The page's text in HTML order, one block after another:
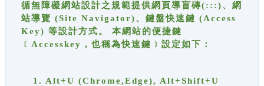
循無障礙網站設計之規範提供網頁導盲磚(:::)、網
站導覽 (Site Navigator)、鍵盤快速鍵 (Access
Key) 等設計方式。 本網站的便捷鍵
﹝Accesskey，也稱為快速鍵﹞設定如下：
1. Alt+U (Chrome,Edge), Alt+Shift+U